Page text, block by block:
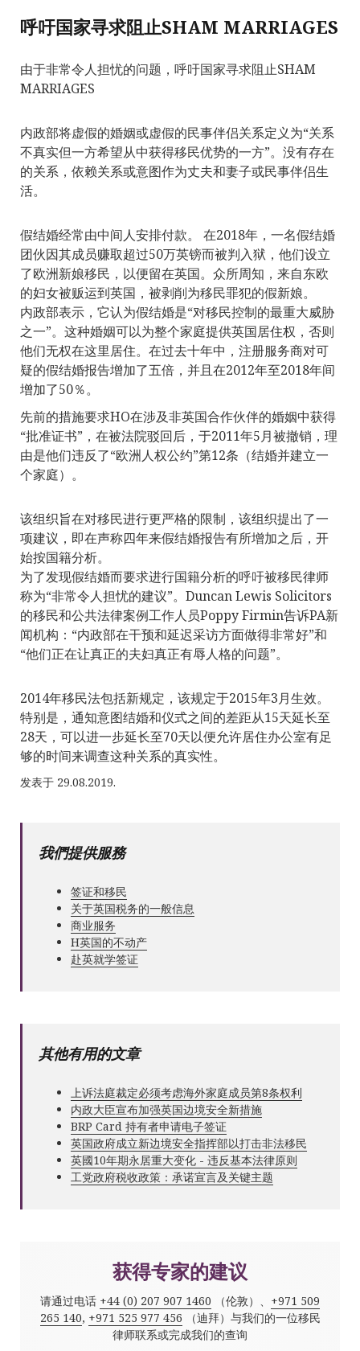
呼吁国家寻求阻止SHAM MARRIAGES
由于非常令人担忧的问题，呼吁国家寻求阻止SHAM
MARRIAGES
内政部将虚假的婚姻或虚假的民事伴侣关系定义为“关系
不真实但一方希望从中获得移民优势的一方”。没有存在
的关系，依赖关系或意图作为丈夫和妻子或民事伴侣生
活。
假结婚经常由中间人安排付款。 在2018年，一名假结婚
团伙因其成员赚取超过50万英镑而被判入狱，他们设立
了欧洲新娘移民，以便留在英国。众所周知，来自东欧
的妇女被贩运到英国，被剥削为移民罪犯的假新娘。
内政部表示，它认为假结婚是“对移民控制的最重大威胁
之一”。这种婚姻可以为整个家庭提供英国居住权，否则
他们无权在这里居住。在过去十年中，注册服务商对可
疑的假结婚报告增加了五倍，并且在2012年至2018年间
增加了50％。
先前的措施要求HO在涉及非英国合作伙伴的婚姻中获得
“批准证书”，在被法院驳回后，于2011年5月被撤销，理
由是他们违反了“欧洲人权公约”第12条（结婚并建立一
个家庭）。
该组织旨在对移民进行更严格的限制，该组织提出了一
项建议，即在声称四年来假结婚报告有所增加之后，开
始按国籍分析。
为了发现假结婚而要求进行国籍分析的呼吁被移民律师
称为“非常令人担忧的建议”。Duncan Lewis Solicitors
的移民和公共法律案例工作人员Poppy Firmin告诉PA新
闻机构：“内政部在干预和延迟采访方面做得非常好”和
“他们正在让真正的夫妇真正有辱人格的问题”。
2014年移民法包括新规定，该规定于2015年3月生效。
特别是，通知意图结婚和仪式之间的差距从15天延长至
28天，可以进一步延长至70天以便允许居住办公室有足
够的时间来调查这种关系的真实性。
发表于 29.08.2019.
我們提供服務
签证和移民
关于英国税务的一般信息
商业服务
Н英国的不动产
赴英就学签证
其他有用的文章
上诉法庭裁定必须考虑海外家庭成员第8条权利
内政大臣宣布加强英国边境安全新措施
BRP Card 持有者申请电子签证
英国政府成立新边境安全指挥部以打击非法移民
英國10年期永居重大变化 - 违反基本法律原则
工党政府税收政策：承诺宣言及关键主题
获得专家的建议
请通过电话 +44 (0) 207 907 1460 （伦敦）、 +971 509
265 140, +971 525 977 456 （迪拜）与我们的一位移民
律师联系或完成我们的查询